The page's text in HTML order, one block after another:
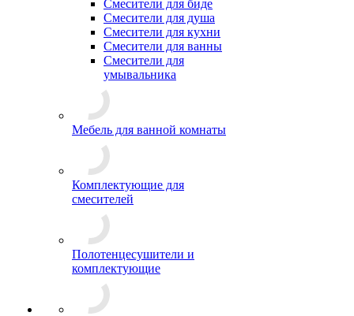
Смесители для биде
Смесители для душа
Смесители для кухни
Смесители для ванны
Смесители для
умывальника
Мебель для ванной комнаты
Комплектующие для
смесителей
Полотенцесушители и
комплектующие